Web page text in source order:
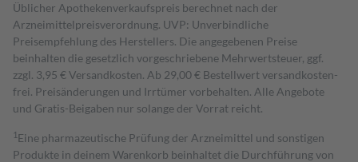
Üblicher Apothekenverkaufspreis berechnet nach der
Arzneimittelpreisverordnung. UVP: Unverbindliche
Preisempfehlung des Herstellers. Die angegebenen Preise
beinhalten die gesetzlich vorgeschriebene Mehrwertsteuer, ggf.
zzgl. 3,95 € Versandkosten. Ab 29,00 € Bestell­wert versand­kosten­
frei. Preisänderungen und Irrtümer vorbehalten. Alle Angebote
und Gratis-Beigaben nur solange der Vorrat reicht.
1 Eine pharmazeutische Prüfung der Arzneimittel und sonstigen
Produkte in deinem Warenkorb beinhaltet die Durchführung von